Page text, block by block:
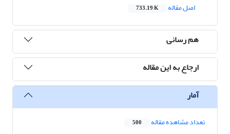
اصل مقاله
733.19 K
هم رسانی
ارجاع به این مقاله
آمار
تعداد مشاهده مقاله 500